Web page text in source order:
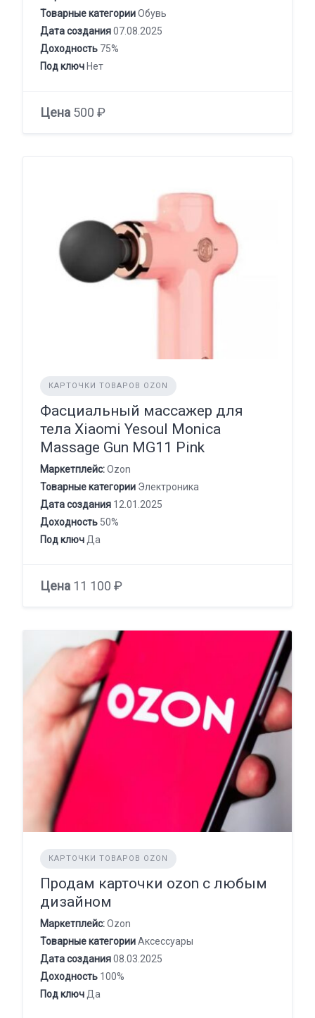
Товарные категорииОбувь
Дата создания07.08.2025
Доходность 75%
Под ключ Нет
Цена 500 ₽
КАРТОЧКИ ТОВАРОВ OZON
Фасциальный массажер для
тела Xiaomi Yesoul Monica
Massage Gun MG11 Pink
Маркетплейс:Ozon
Товарные категории Электроника
Дата создания 12.01.2025
Доходность 50%
Под ключ Да
Цена 11 100 ₽
КАРТОЧКИ ТОВАРОВ OZON
Продам карточки ozon с любым
дизайном
Маркетплейс:Ozon
Товарные категорииАксессуары
Дата создания08.03.2025
Доходность 100%
Под ключ Да